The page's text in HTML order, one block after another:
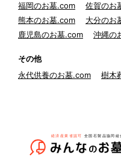
福岡のお墓.com
佐賀のお
熊本のお墓.com
大分のお
鹿児島のお墓.com
沖縄の
その他
永代供養のお墓.com
樹木